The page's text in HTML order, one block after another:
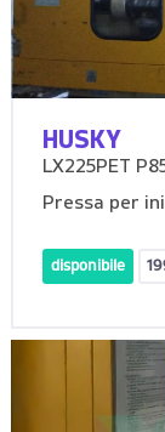
HUSKY
LX225PET
Pressa per
disponibile